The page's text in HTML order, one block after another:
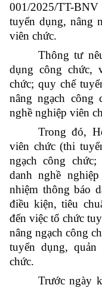
001/2025/TT-
tuyển dụng, nâng
viên chức.
Thông tư
dụng công chức,
chức; quy chế
nâng ngạch công
nghề nghiệp viên
Trong đó,
viên chức (thi
ngạch công
danh nghề
nhiệm thông báo
điều kiện, tiêu
đến việc tổ chức
nâng ngạch công
tuyển dụng,
chức.
Trước ngày